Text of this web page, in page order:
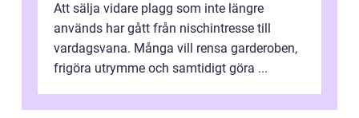
Att sälja vidare plagg som inte längre
används har gått från nischintresse till
vardagsvana. Många vill rensa garderoben,
frigöra utrymme och samtidigt göra ...